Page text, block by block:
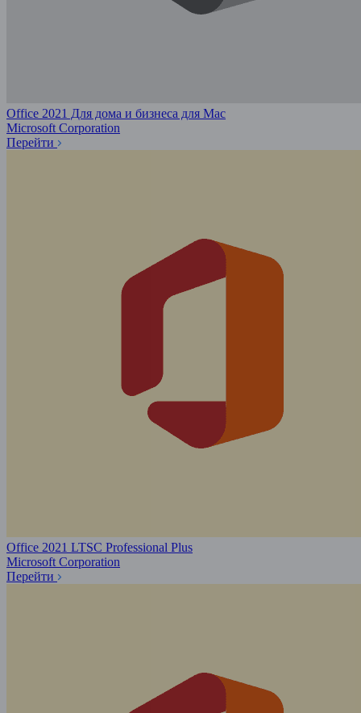
Office 2021 Для дома и бизнеса для Mac
Microsoft Corporation
Перейти
Office 2021 LTSC Professional Plus
Microsoft Corporation
Перейти